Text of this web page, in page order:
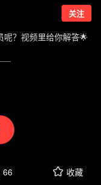
关注
？视频里给你解答🌟
66 收藏